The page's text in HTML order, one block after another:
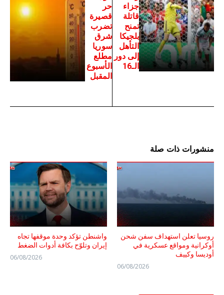
جزاء
قاتلة
تمنح
بلجيكا
التأهل
إلى دور
الـ16
حر
قصيرة
تضرب
شرق
سوريا
مطلع
الأسبوع
المقبل
منشورات ذات صلة
روسيا تعلن استهداف سفن شحن
أوكرانية ومواقع عسكرية في
أوديسا وكييف
06/08/2026
واشنطن تؤكد وحدة موقفها تجاه
إيران وتلوّح بكافة أدوات الضغط
06/08/2026